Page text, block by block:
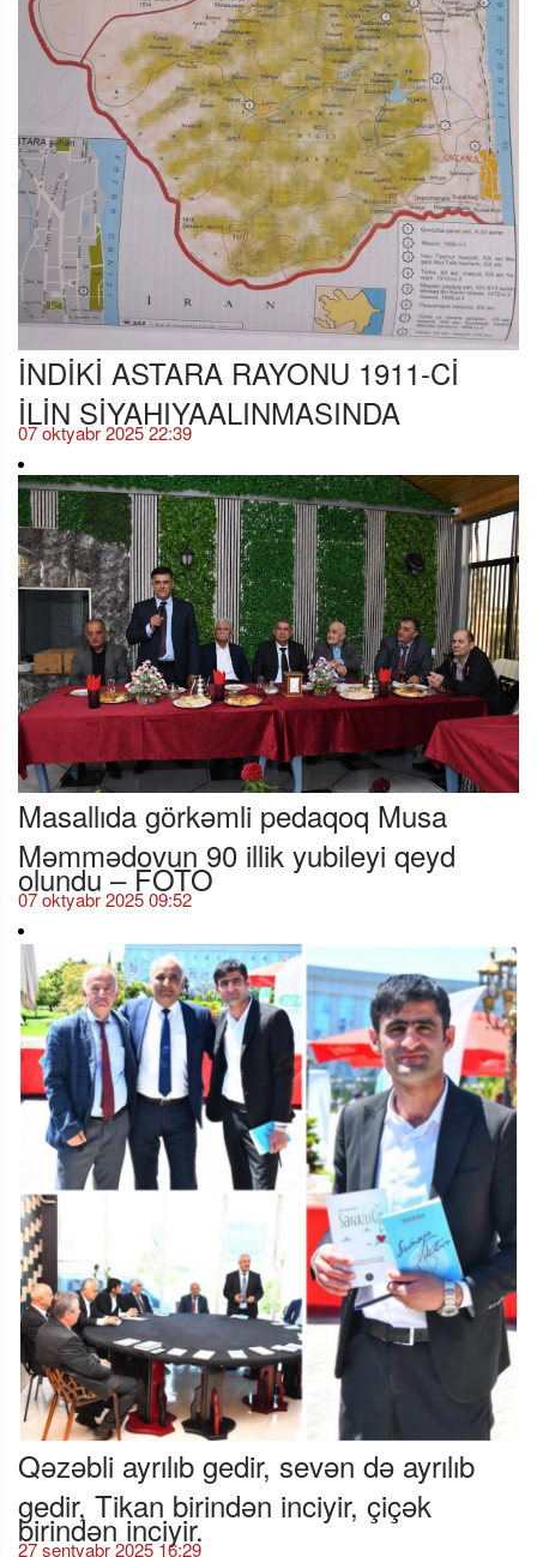
İNDİKİ ASTARA RAYONU 1911-Cİ
İLİN SİYAHIYAALINMASINDA
07 oktyabr 2025 22:39
Masallıda görkəmli pedaqoq Musa
Məmmədovun 90 illik yubileyi qeyd
olundu – FOTO
07 oktyabr 2025 09:52
Qəzəbli ayrılıb gedir, sevən də ayrılıb
gedir, Tikan birindən inciyir, çiçək
birindən inciyir.
27 sentyabr 2025 16:29